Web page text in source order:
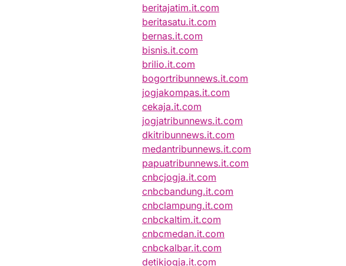
beritajatim.it.com
beritasatu.it.com
bernas.it.com
bisnis.it.com
brilio.it.com
bogortribunnews.it.com
jogjakompas.it.com
cekaja.it.com
jogjatribunnews.it.com
dkitribunnews.it.com
medantribunnews.it.com
papuatribunnews.it.com
cnbcjogja.it.com
cnbcbandung.it.com
cnbclampung.it.com
cnbckaltim.it.com
cnbcmedan.it.com
cnbckalbar.it.com
detikjogja.it.com